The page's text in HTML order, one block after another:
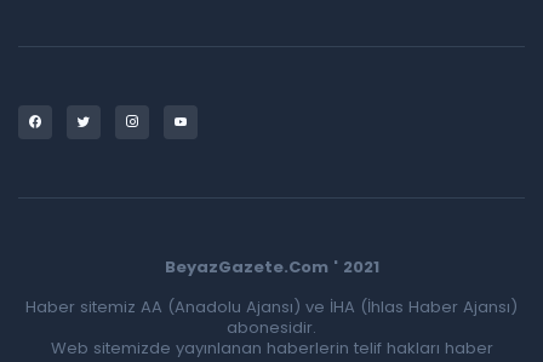
BeyazGazete.Com ' 2021
Haber sitemiz AA (Anadolu Ajansı) ve İHA (İhlas Haber Ajansı)
abonesidir.
Web sitemizde yayınlanan haberlerin telif hakları haber